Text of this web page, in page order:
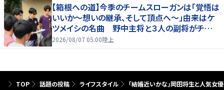
【箱根への道】今季のチームスローガンは「覚悟は
いいか～想いの継承、そして頂点へ～」由来はケ
ツメイシの名曲 野中主将と３人の副将がチーム
を引っ張る…夏合宿特集第１弾、国学院大
2026/08/07 05:00陸上
TOP 話題の投稿 ライフスタイル 「結婚近いかな」岡田将生と人気女